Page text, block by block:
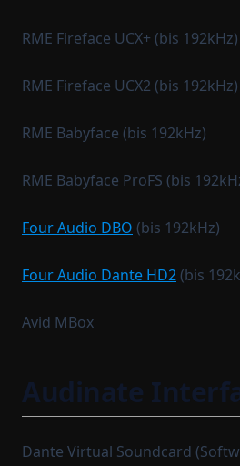
RME Fireface UCX+ (bis 192kHz)
RME Fireface UCX2 (bis 192kHz)
RME Babyface (bis 192kHz)
RME Babyface ProFS (bis
Four Audio DBO (bis 192kHz)
Four Audio Dante HD2(bis
Avid MBox
Audinate
Dante Virtual Soundcard